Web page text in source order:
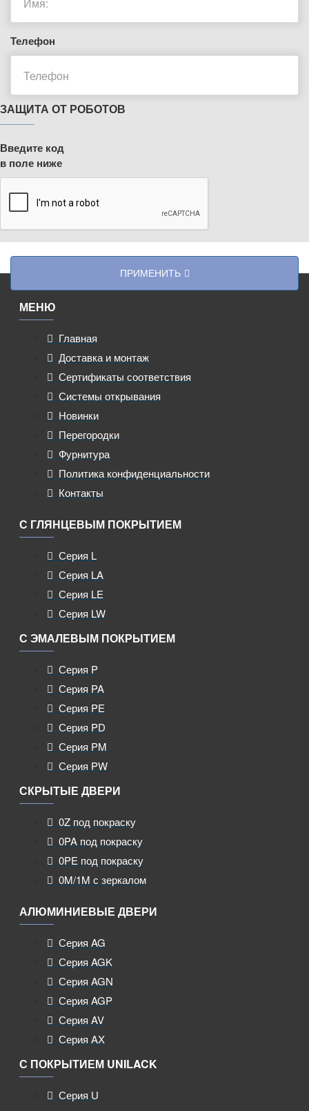
Телефон
ЗАЩИТА ОТ РОБОТОВ
Введите код
в поле ниже
ПРИМЕНИТЬ
МЕНЮ
Главная
Доставка и монтаж
Сертификаты соответствия
Системы открывания
Новинки
Перегородки
Фурнитура
Политика конфиденциальности
Контакты
С ГЛЯНЦЕВЫМ ПОКРЫТИЕМ
Серия L
Серия LA
Серия LE
Серия LW
С ЭМАЛЕВЫМ ПОКРЫТИЕМ
Серия P
Серия PA
Серия PE
Серия PD
Серия PM
Серия PW
СКРЫТЫЕ ДВЕРИ
0Z под покраску
0PA под покраску
0PE под покраску
0M/1M с зеркалом
АЛЮМИНИЕВЫЕ ДВЕРИ
Серия AG
Серия AGK
Серия AGN
Серия AGP
Серия AV
Серия AX
С ПОКРЫТИЕМ UNILACK
Серия U